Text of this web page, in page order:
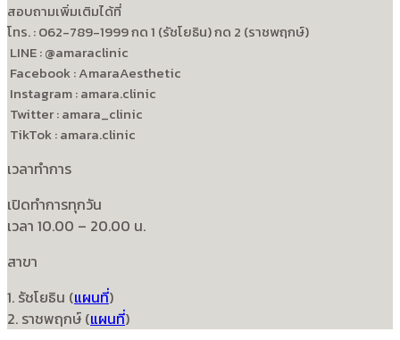
สอบถามเพิ่มเติมได้ที่
โทร. : 062-789-1999 กด 1 (รัชโยธิน) กด 2 (ราชพฤกษ์)
LINE : @amaraclinic
Facebook : AmaraAesthetic
Instagram : amara.clinic
Twitter : amara_clinic
TikTok : amara.clinic
เวลาทำการ
เปิดทำการทุกวัน
เวลา 10.00 – 20.00 น.
สาขา
1. รัชโยธิน (แผนที่)
2. ราชพฤกษ์ (แผนที่)